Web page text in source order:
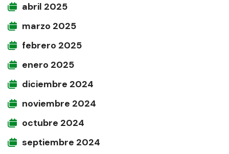
abril 2025
marzo 2025
febrero 2025
enero 2025
diciembre 2024
noviembre 2024
octubre 2024
septiembre 2024